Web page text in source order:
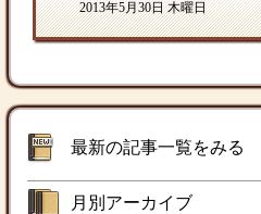
2013年5月30日 木曜日
最新の記事一覧をみる
月別アーカイブ